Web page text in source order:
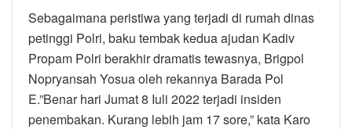
Sebagaimana peristiwa yang terjadi di rumah dinas
petinggi Polri, baku tembak kedua ajudan Kadiv
Propam Polri berakhir dramatis tewasnya, Brigpol
Nopryansah Yosua oleh rekannya Barada Pol
E.”Benar hari Jumat 8 Iuli 2022 terjadi insiden
penembakan. Kurang lebih jam 17 sore,” kata Karo